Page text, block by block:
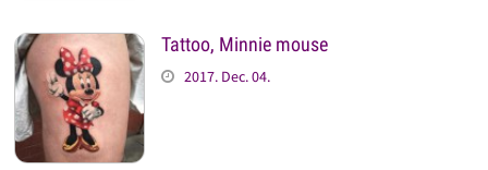
Tattoo, Minnie mouse
2017. Dec. 04.